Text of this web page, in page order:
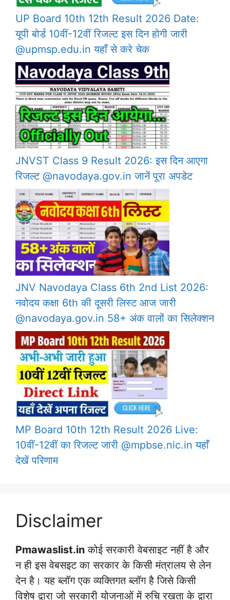
UP Board 10th 12th Result 2026 Date:
यूपी बोर्ड 10वीं-12वीं रिजल्ट इस दिन होगी जारी
@upmsp.edu.in यहाँ से करे चेक
JNVST Class 9 Result 2026: इस दिन आएगा
रिजल्ट @navodaya.gov.in जानें पूरा अपडेट
JNV Navodaya Class 6th 2nd List 2026:
नवोदय कक्षा 6th की दूसरी लिस्ट आज जारी
@navodaya.gov.in 58+ अंक वालों का सिलेक्शन
MP Board 10th 12th Result 2026 Live:
10वीं-12वीं का रिजल्ट जारी @mpbse.nic.in यहाँ
देखें परिणाम
Disclaimer
Pmawaslist.in कोई सरकारी वेबसाइट नहीं है और
न ही इस वेबसइट का सरकार के किसी मंत्रालय से लेन
देन है। यह ब्लॉग एक व्यक्तिगत ब्लॉग है जिसे किसी
विशेष द्वारा जो सरकारी योजनाओं में रुचि रखता के द्वारा